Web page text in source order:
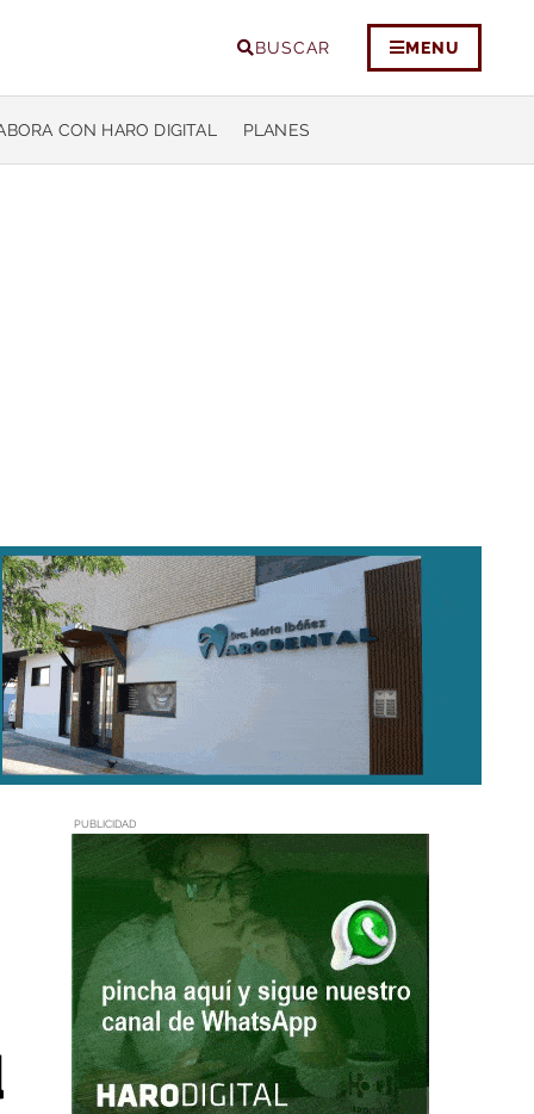
BUSCAR MENU
CON HARO DIGITAL PLANES
PUBLICIDAD